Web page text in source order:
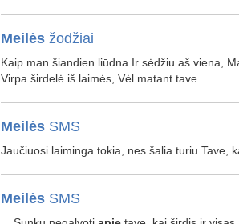
Meilėsžodžiai
Kaip man šiandien liūdna Ir sėdžiu aš viena,
Virpa širdelė iš laimės, Vėl matant tave.
MeilėsSMS
Jaučiuosi laiminga tokia, nes šalia turiu Tave,
MeilėsSMS